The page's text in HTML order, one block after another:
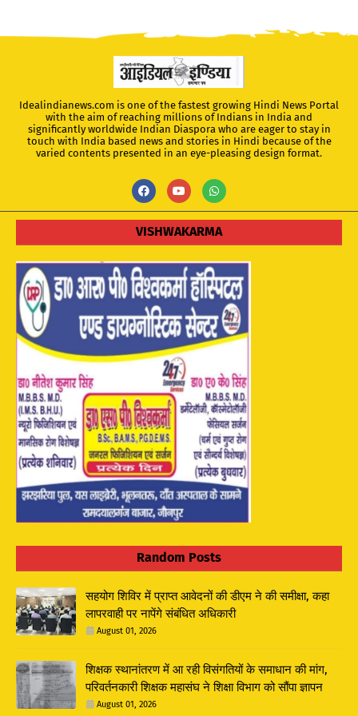
Idealindianews.com is one of the fastest growing Hindi News Portal
with the aim of reaching millions of Indians in India and
significantly worldwide Indian Diaspora who are eager to stay in
touch with India based news and stories in Hindi because of the
varied contents presented in an eye-pleasing design format.
VISHWAKARMA
Random Posts
सहयोग शिविर में प्राप्त आवेदनों की डीएम ने की समीक्षा, कहा
लापरवाही पर नापेंगे संबंधित अधिकारी
August 01, 2026
शिक्षक स्थानांतरण में आ रही विसंगतियों के समाधान की मांग,
परिवर्तनकारी शिक्षक महासंघ ने शिक्षा विभाग को सौंपा ज्ञापन
August 01, 2026